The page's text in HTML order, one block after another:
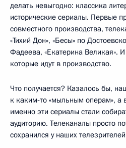
делать невыгодно: классика
исторические сериалы. Первые
совместного производства,
«Тихий Дон», «Бесы» по
Фадеева, «Екатерина Великая».
которые идут в производство.
Что получается? Казалось бы,
к каким‑то «мыльным операм», а
именно эти сериалы стали
аудиторию. Телеканалы просто
сохранился у наших